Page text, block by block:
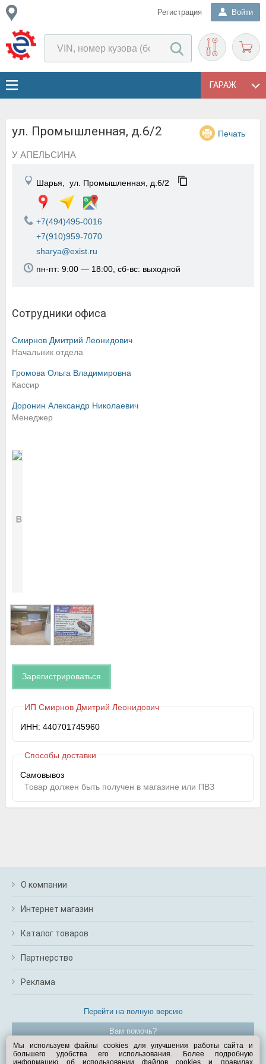
Регистрация Войти
ГАРАЖ
ул. Промышленная, д.6/2 Печать
У АПЕЛЬСИНА
Шарья, ул. Промышленная, д.6/2
+7(494)495-0016
+7(910)959-7070
sharya@exist.ru
пн-пт: 9:00 — 18:00, сб-вс: выходной
Сотрудники офиса
Смирнов Дмитрий Леонидович
Начальник отдела
Громова Ольга Владимировна
Кассир
Доронин Александр Николаевич
Менеджер
Зарегистрироваться
ИП Смирнов Дмитрий Леонидович
ИНН: 440701745960
Способы доставки
Самовывоз
Товар должен быть получен в магазине или ПВЗ
О компании
Интернет магазин
Каталог товаров
Партнерство
Реклама
Перейти на полную версию
Вам помочь?
© Exist.ru 1998—2026
Мы используем файлы cookies для улучшения работы сайта и
большего удобства его использования. Более подробную
информацию об использовании файлов cookies и правилах